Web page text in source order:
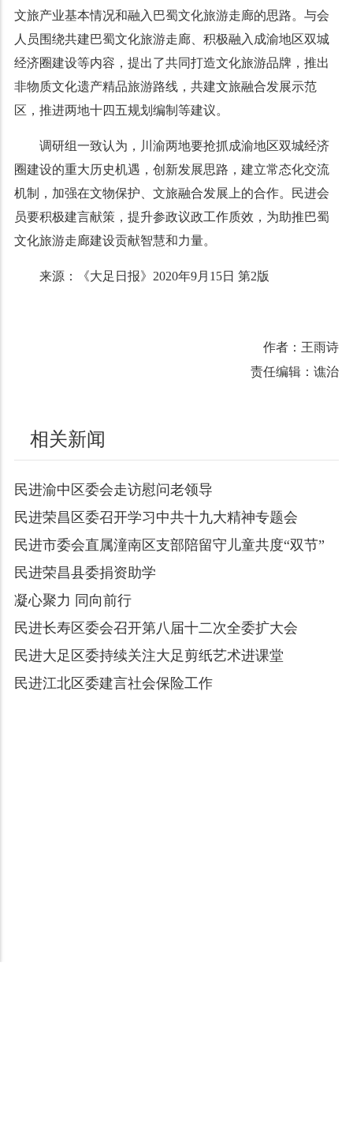
文旅产业基本情况和融入巴蜀文化旅游走廊的思路。与会
人员围绕共建巴蜀文化旅游走廊、积极融入成渝地区双城
经济圈建设等内容，提出了共同打造文化旅游品牌，推出
非物质文化遗产精品旅游路线，共建文旅融合发展示范
区，推进两地十四五规划编制等建议。
调研组一致认为，川渝两地要抢抓成渝地区双城经济
圈建设的重大历史机遇，创新发展思路，建立常态化交流
机制，加强在文物保护、文旅融合发展上的合作。民进会
员要积极建言献策，提升参政议政工作质效，为助推巴蜀
文化旅游走廊建设贡献智慧和力量。
来源：《大足日报》2020年9月15日 第2版
作者：王雨诗
责任编辑：谯治
相关新闻
民进渝中区委会走访慰问老领导
民进荣昌区委召开学习中共十九大精神专题会
民进市委会直属潼南区支部陪留守儿童共度“双节”
民进荣昌县委捐资助学
凝心聚力 同向前行
民进长寿区委会召开第八届十二次全委扩大会
民进大足区委持续关注大足剪纸艺术进课堂
民进江北区委建言社会保险工作